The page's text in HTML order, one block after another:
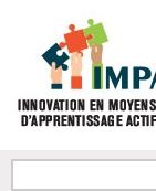
FORMULAIRE DE